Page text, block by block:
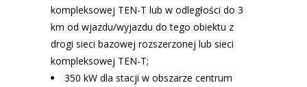
kompleksowej TEN-T lub w odległości do 3
km od wjazdu/wyjazdu do tego obiektu z
drogi sieci bazowej rozszerzonej lub sieci
kompleksowej TEN-T;
350 kW dla stacji w obszarze centrum